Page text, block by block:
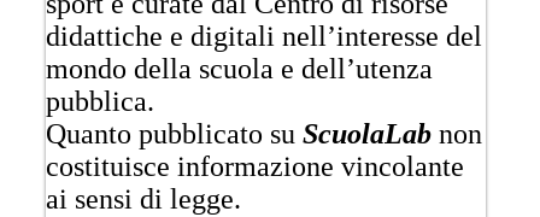
didattiche e digitali nell’interesse del
mondo della scuola e dell’utenza
pubblica.
Quanto pubblicato su ScuolaLab non
costituisce informazione vincolante
ai sensi di legge.